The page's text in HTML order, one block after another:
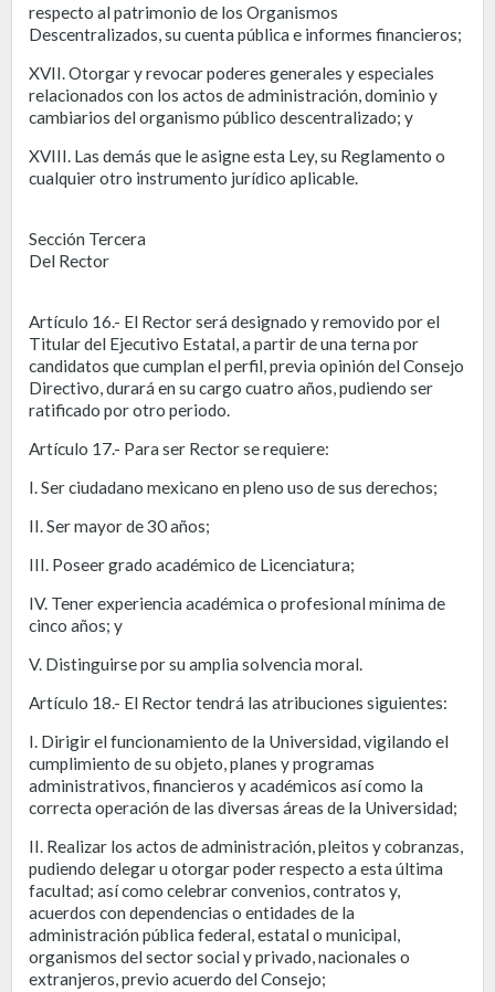
respecto al patrimonio de los Organismos
Descentralizados, su cuenta pública e informes financieros;
XVII. Otorgar y revocar poderes generales y especiales
relacionados con los actos de administración, dominio y
cambiarios del organismo público descentralizado; y
XVIII. Las demás que le asigne esta Ley, su Reglamento o
cualquier otro instrumento jurídico aplicable.
Sección Tercera
Del Rector
Artículo 16.- El Rector será designado y removido por el
Titular del Ejecutivo Estatal, a partir de una terna por
candidatos que cumplan el perfil, previa opinión del Consejo
Directivo, durará en su cargo cuatro años, pudiendo ser
ratificado por otro periodo.
Artículo 17.- Para ser Rector se requiere:
I. Ser ciudadano mexicano en pleno uso de sus derechos;
II. Ser mayor de 30 años;
III. Poseer grado académico de Licenciatura;
IV. Tener experiencia académica o profesional mínima de
cinco años; y
V. Distinguirse por su amplia solvencia moral.
Artículo 18.- El Rector tendrá las atribuciones siguientes:
I. Dirigir el funcionamiento de la Universidad, vigilando el
cumplimiento de su objeto, planes y programas
administrativos, financieros y académicos así como la
correcta operación de las diversas áreas de la Universidad;
II. Realizar los actos de administración, pleitos y cobranzas,
pudiendo delegar u otorgar poder respecto a esta última
facultad; así como celebrar convenios, contratos y,
acuerdos con dependencias o entidades de la
administración pública federal, estatal o municipal,
organismos del sector social y privado, nacionales o
extranjeros, previo acuerdo del Consejo;